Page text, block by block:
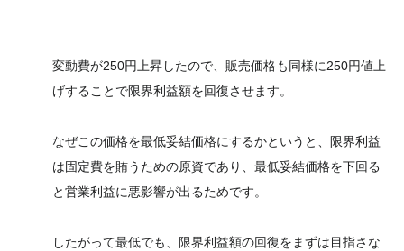
変動費が250円上昇したので、販売価格も同様に250円値上
げすることで限界利益額を回復させます。
なぜこの価格を最低妥結価格にするかというと、限界利益
は固定費を賄うための原資であり、最低妥結価格を下回る
と営業利益に悪影響が出るためです。
したがって最低でも、限界利益額の回復をまずは目指さな